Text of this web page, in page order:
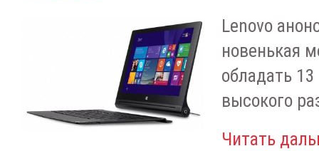
Lenovo
новенькая
обладать
высокого
Читать